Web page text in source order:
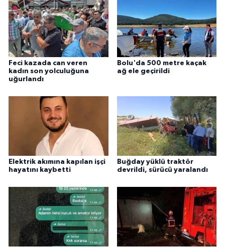
Feci kazada can veren
kadın son yolculuğuna
uğurlandı
Bolu'da 500 metre kaçak
ağ ele geçirildi
Elektrik akımına kapılan işçi
hayatını kaybetti
Buğday yüklü traktör
devrildi, sürücü yaralandı